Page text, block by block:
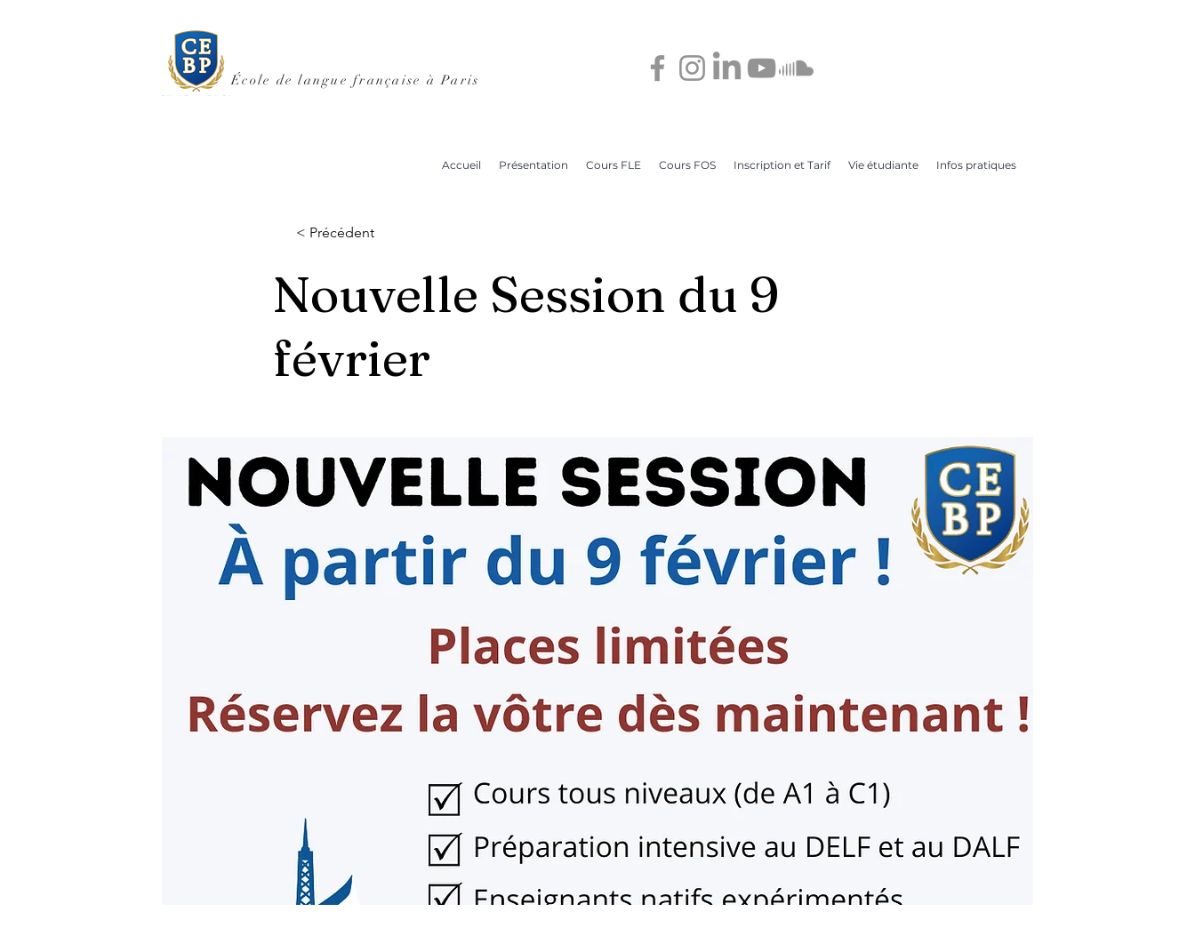
École de langue française à Paris
Accueil Présentation Cours FLE Cours FOS Inscription et Tarif Vie étudiante Infos pratiques
< Précédent
Nouvelle Session du 9
février